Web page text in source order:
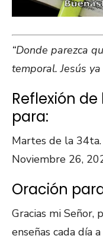
“Donde parezca
temporal. Jesús
Reflexión
para:
Martes de la
Noviembre 26,
Oración
Gracias mi Señor,
enseñas cada día